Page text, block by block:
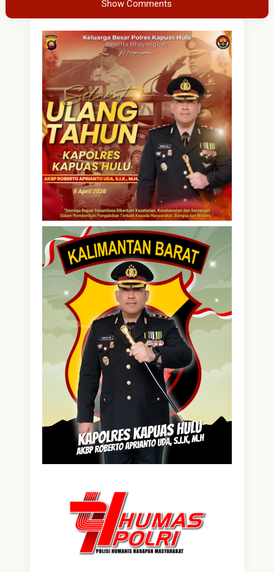
Show Comments